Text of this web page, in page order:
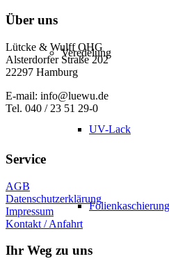
Veredelung
UV-Lack
Über uns
Lütcke & Wulff OHG
Alsterdorfer Straße 202
22297 Hamburg
E-mail: info@luewu.de
Tel. 040 / 23 51 29-0
Service
AGB
Datenschutzerklärung
Impressum
Kontakt / Anfahrt
Ihr Weg zu uns